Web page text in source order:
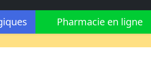
Pharmacie en ligne